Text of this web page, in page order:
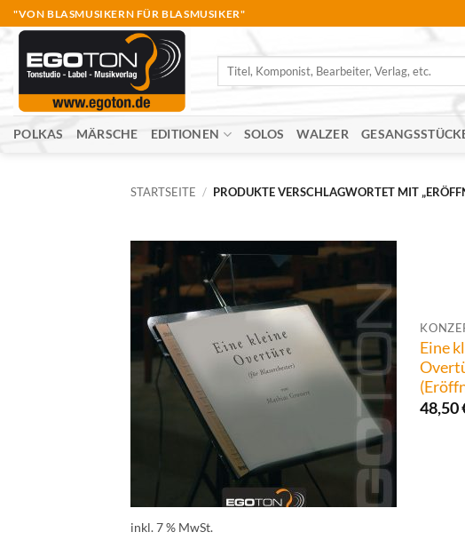
Zum
Inhalt
springen
"VON BLASMUSIKERN FÜR BLASMUSIKER"
Suche
POLKAS MÄRSCHE EDITIONEN SOLOS WALZER
STARTSEITE / PRODUKTE VERSCHLAGWORTET MIT
Eine
48,50
inkl. 7 % MwSt.